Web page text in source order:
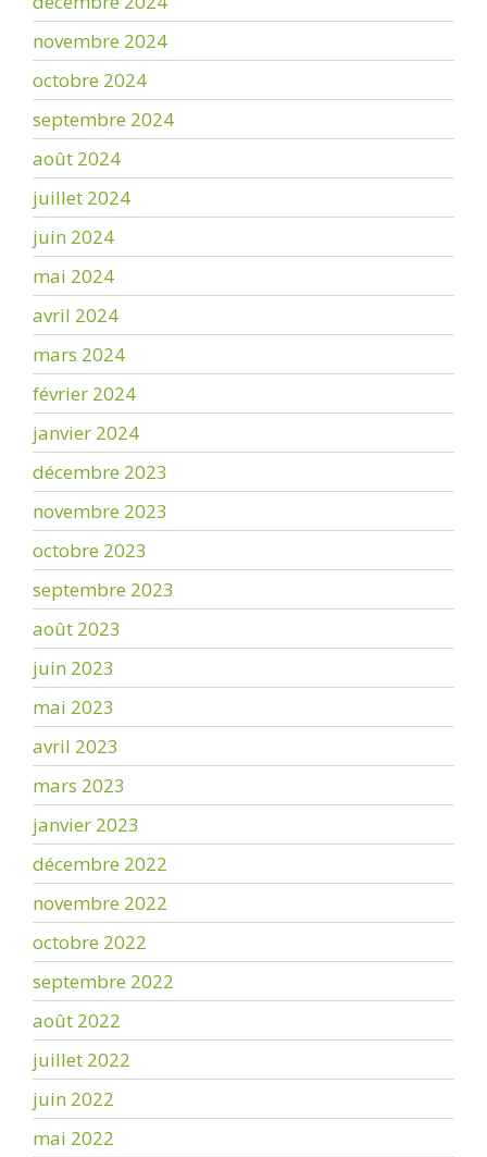
novembre 2024
octobre 2024
septembre 2024
août 2024
juillet 2024
juin 2024
mai 2024
avril 2024
mars 2024
février 2024
janvier 2024
décembre 2023
novembre 2023
octobre 2023
septembre 2023
août 2023
juin 2023
mai 2023
avril 2023
mars 2023
janvier 2023
décembre 2022
novembre 2022
octobre 2022
septembre 2022
août 2022
juillet 2022
juin 2022
mai 2022